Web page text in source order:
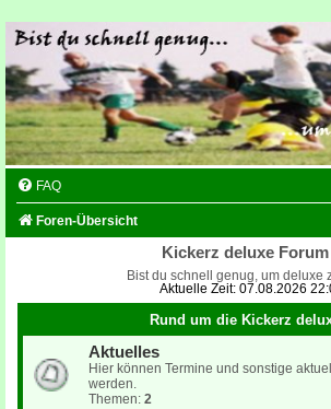
FAQ
Foren-Übersicht
Kickerz deluxe Forum
Bist du schnell genug, um deluxe
Aktuelle Zeit: 07.08.2026
Rund um die Kickerz
Aktuelles
Hier können Termine und sonstige
werden.
Themen: 2